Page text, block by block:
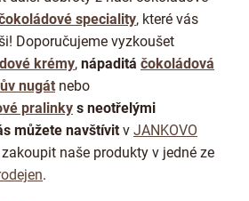
speciality, které vás
Doporučujeme vyzkoušet
krémy, nápaditá čokoládová
nugát nebo
pralinky s neotřelými
můžete navštívit v JANKOVO
naše produkty v jedné ze
.